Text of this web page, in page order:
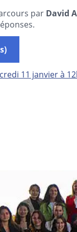
par David
11 janvier à